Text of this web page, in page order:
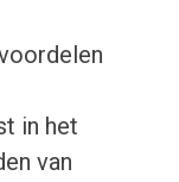
in het
van